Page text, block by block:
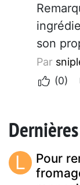
son
Par
(0)
L
Pour